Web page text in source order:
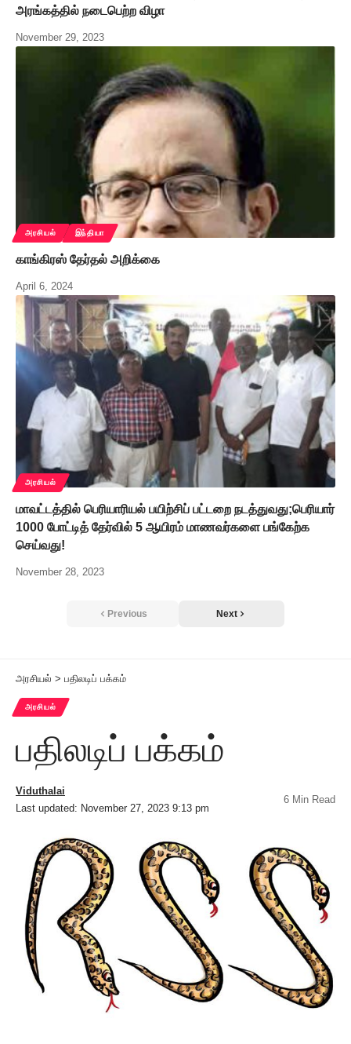
அரங்கத்தில் நடைபெற்ற விழா
November 29, 2023
அரசியல் இந்தியா
காங்கிரஸ் தேர்தல் அறிக்கை
April 6, 2024
அரசியல்
மாவட்டத்தில் பெரியாரியல் பயிற்சிப் பட்டறை நடத்துவது;பெரியார்
1000 போட்டித் தேர்வில் 5 ஆயிரம் மாணவர்களை பங்கேற்க
செய்வது!
November 28, 2023
Previous Next
அரசியல் > பதிலடிப் பக்கம்
அரசியல்
பதிலடிப் பக்கம்
Last updated: November 27, 2023 9:13 pm
Viduthalai
6 Min Read